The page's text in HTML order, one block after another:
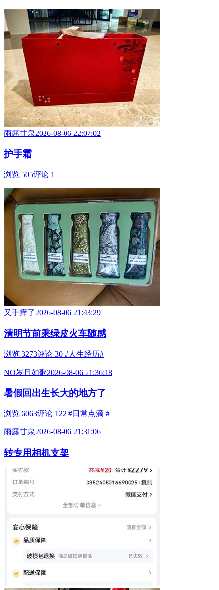
雨露甘泉2026-08-06 22:07:02
护手霜
浏览 505评论 1
又手痒了2026-08-06 21:43:29
清明节前乘绿皮火车随感
浏览 3273评论 30 #人生经历#
NO岁月如歌2026-08-06 21:36:18
暑假回出生长大的地方了
浏览 6063评论 122 #日常点滴 #
雨露甘泉2026-08-06 21:31:06
转专用相机支架